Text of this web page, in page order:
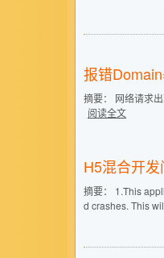
报错
摘要： 网络请求
阅读全文
H5混合开
摘要： 1.This
d crashes. This